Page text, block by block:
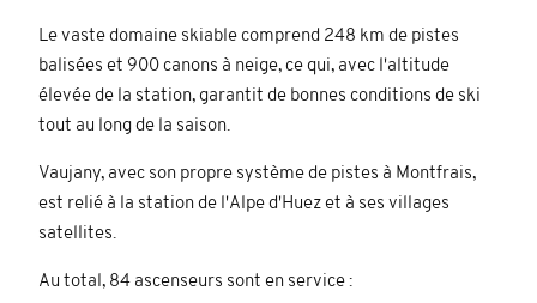
Le vaste domaine skiable comprend 248 km de pistes
balisées et 900 canons à neige, ce qui, avec l'altitude
élevée de la station, garantit de bonnes conditions de ski
tout au long de la saison.
Vaujany, avec son propre système de pistes à Montfrais,
est relié à la station de l'Alpe d'Huez et à ses villages
satellites.
Au total, 84 ascenseurs sont en service :